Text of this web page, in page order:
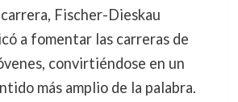
Fischer-Dieskau
a fomentar las carreras de
convirtiéndose en un
más amplio de la palabra.